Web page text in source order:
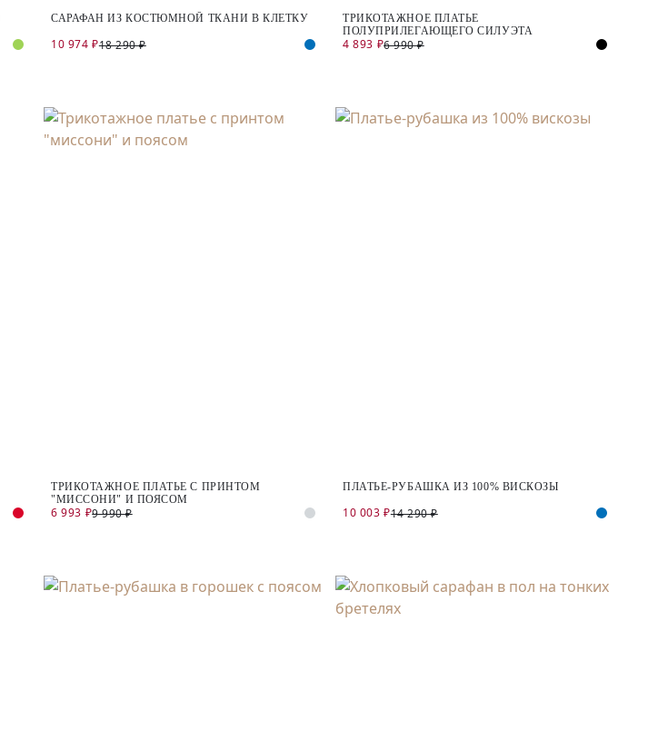
САРАФАН ИЗ КОСТЮМНОЙ ТКАНИ В КЛЕТКУ
10 974 ₽18 290 ₽
ТРИКОТАЖНОЕ ПЛАТЬЕ
ПОЛУПРИЛЕГАЮЩЕГО СИЛУЭТА
4 893 ₽6 990 ₽
ТРИКОТАЖНОЕ ПЛАТЬЕ С ПРИНТОМ
"МИССОНИ" И ПОЯСОМ
6 993 ₽9 990 ₽
ПЛАТЬЕ-РУБАШКА ИЗ 100% ВИСКОЗЫ
10 003 ₽14 290 ₽